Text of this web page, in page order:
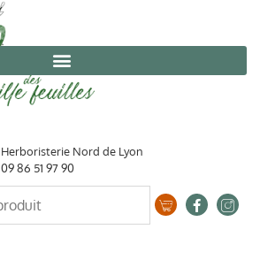
Herboristerie Nord de Lyon
09 86 51 97 90